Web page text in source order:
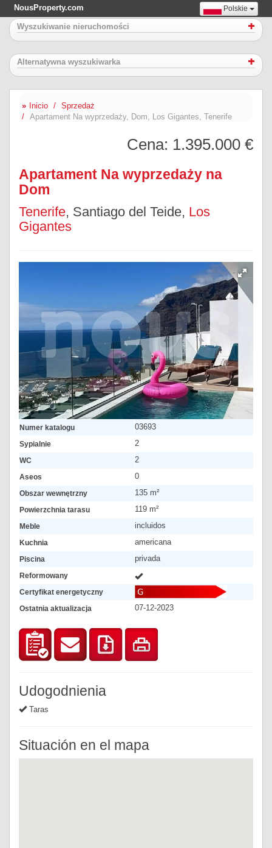
NousProperty.com Polskie
Wyszukiwanie nieruchomości
Alternatywna wyszukiwarka
Inicio
Sprzedaż
Apartament Na wyprzedaży, Dom, Los Gigantes, Tenerife
Cena: 1.395.000 €
Apartament Na wyprzedaży na
Dom
Tenerife, Santiago del Teide, Los
Gigantes
Numer katalogu 03693
Sypialnie 2
WC 2
Aseos 0
Obszar wewnętrzny 135 m²
Powierzchnia tarasu 119 m²
Meble incluidos
Kuchnia americana
Piscina privada
Reformowany
Certyfikat energetyczny
Ostatnia aktualizacja 07-12-2023
Udogodnienia
Taras
Situación en el mapa